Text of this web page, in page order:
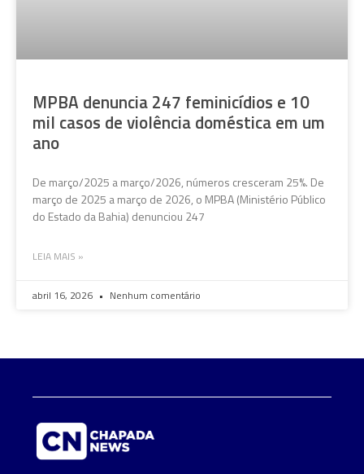
MPBA denuncia 247 feminicídios e 10
mil casos de violência doméstica em um
ano
De março/2025 a março/2026, números cresceram 25%. De
março de 2025 a março de 2026, o MPBA (Ministério Público
do Estado da Bahia) denunciou 247
LEIA MAIS »
abril 16, 2026 Nenhum comentário